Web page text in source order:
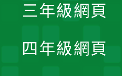
三年級網頁
四年級網頁